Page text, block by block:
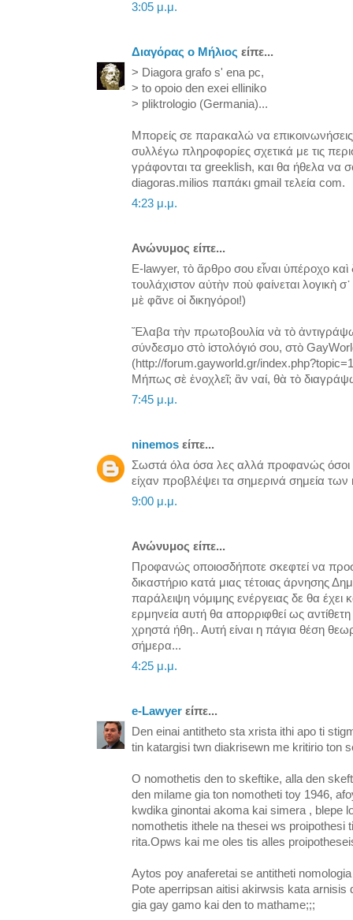
3:05 μ.μ.
Διαγόρας ο Μήλιος είπε...
> Diagora grafo s' ena pc,
> to opoio den exei elliniko
> pliktrologio (Germania)...
Μπορείς σε παρακαλώ να
συλλέγω πληροφορίες σχετικά με τις
γράφονται τα greeklish, και θα ήθελα να
diagoras.milios παπάκι gmail τελεία com.
4:23 μ.μ.
Ανώνυμος είπε...
E-lawyer, τὸ ἄρθρο σου εἶναι ὑπέροχο καὶ
τουλάχιστον αὐτὴν ποὺ φαίνεται λογικὴ
μὲ φᾶνε οἱ δικηγόροι!)
Ἔλαβα τὴν πρωτοβουλία νὰ τὸ
σύνδεσμο στὸ ἱστολόγιό σου, στὸ
(http://forum.gayworld.gr/
Μήπως σὲ ἐνοχλεῖ; ἂν ναί, θὰ τὸ
7:45 μ.μ.
ninemos είπε...
Σωστά όλα όσα λες αλλά προφανώς όσοι
είχαν προβλέψει τα σημερινά σημεία των
9:00 μ.μ.
Ανώνυμος είπε...
Προφανώς οποιοσδήποτε σκεφτεί να
δικαστήριο κατά μιας τέτοιας άρνησης
παράλειψη νόμιμης ενέργειας δε θα έχει
ερμηνεία αυτή θα απορριφθεί ως
χρηστά ήθη.. Αυτή είναι η πάγια θέση
σήμερα...
4:25 μ.μ.
e-Lawyer είπε...
Den einai antitheto sta xrista ithi apo ti
tin katargisi twn diakrisewn me kritirio ton
O nomothetis den to skeftike, alla den
den milame gia ton nomotheti toy 1946,
kwdika ginontai akoma kai simera , blepe
nomothetis ithele na thesei ws proipothesi
rita.Opws kai me oles tis alles
Aytos poy anaferetai se antitheti
Pote aperripsan aitisi akirwsis kata arnisis
gia gay gamo kai den to mathame;;;